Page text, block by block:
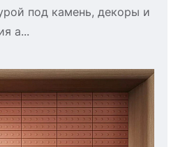
под камень, декоры и
а...